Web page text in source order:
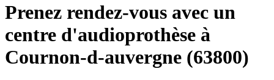
Prenez rendez-vous avec un
centre d'audioprothèse à
Cournon-d-auvergne (63800)